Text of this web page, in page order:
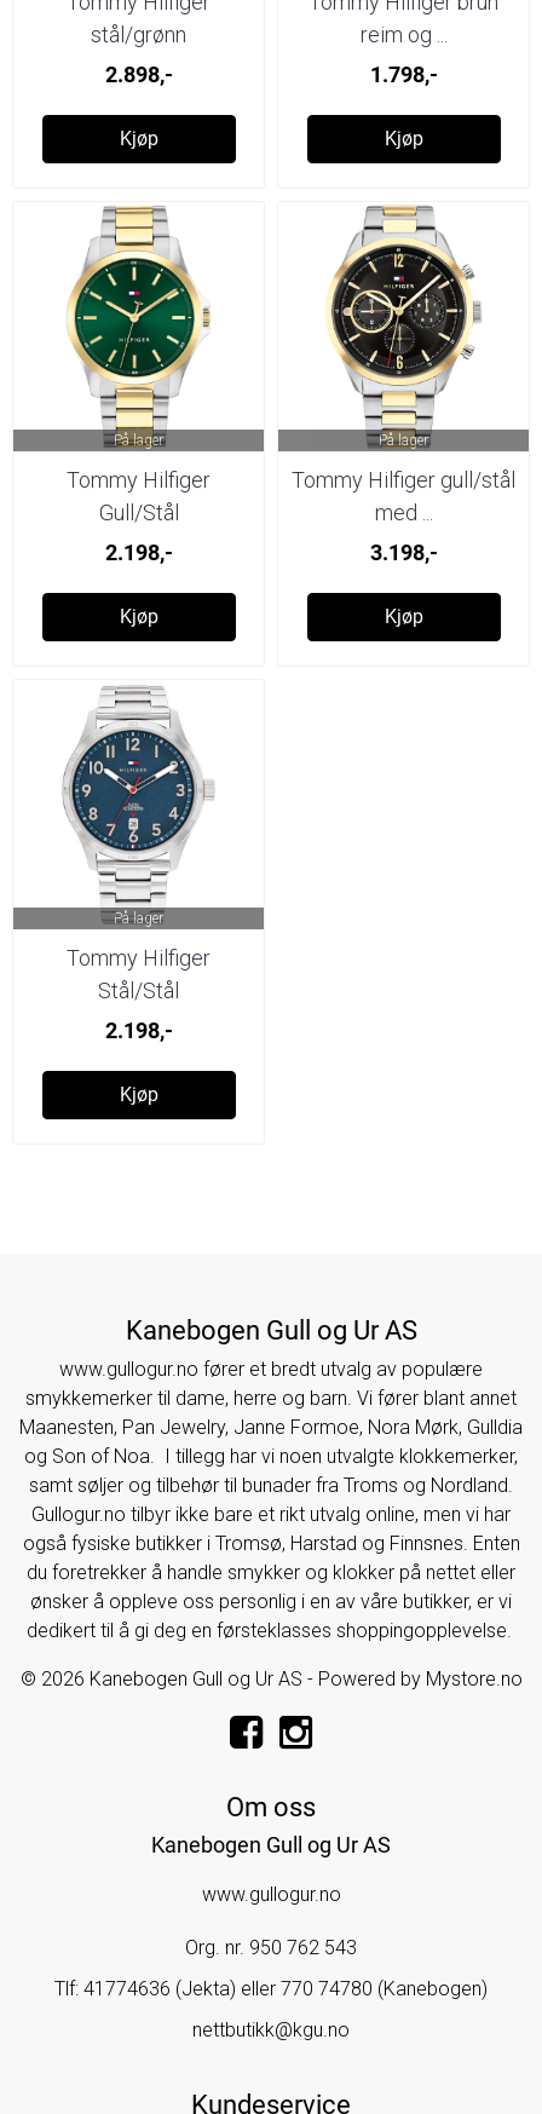
stål/grønn
2.898,-
Kjøp
reim og ...
1.798,-
Kjøp
På lager
Tommy Hilfiger
Gull/Stål
2.198,-
Kjøp
På lager
Tommy Hilfiger gull/stål
med ...
3.198,-
Kjøp
På lager
Tommy Hilfiger
Stål/Stål
2.198,-
Kjøp
Kanebogen Gull og Ur AS
www.gullogur.no fører et bredt utvalg av populære
smykkemerker til dame, herre og barn. Vi fører blant annet
Maanesten, Pan Jewelry, Janne Formoe, Nora Mørk, Gulldia
og Son of Noa. I tillegg har vi noen utvalgte klokkemerker,
samt søljer og tilbehør til bunader fra Troms og Nordland.
Gullogur.no tilbyr ikke bare et rikt utvalg online, men vi har
også fysiske butikker i Tromsø, Harstad og Finnsnes. Enten
du foretrekker å handle smykker og klokker på nettet eller
ønsker å oppleve oss personlig i en av våre butikker, er vi
dedikert til å gi deg en førsteklasses shoppingopplevelse.
© 2026 Kanebogen Gull og Ur AS - Powered by Mystore.no
Om oss
Kanebogen Gull og Ur AS
www.gullogur.no
Org. nr. 950 762 543
Tlf: 41774636 (Jekta) eller 770 74780 (Kanebogen)
nettbutikk@kgu.no
Kundeservice